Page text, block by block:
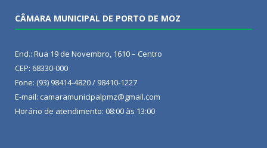
CÂMARA MUNICIPAL DE PORTO DE MOZ
End.: Rua 19 de Novembro, 1610 – Centro
CEP: 68330-000
Fone: (93) 98414-4820 / 98410-1227
E-mail: camaramunicipalpmz@gmail.com
Horário de atendimento: 08:00 às 13:00